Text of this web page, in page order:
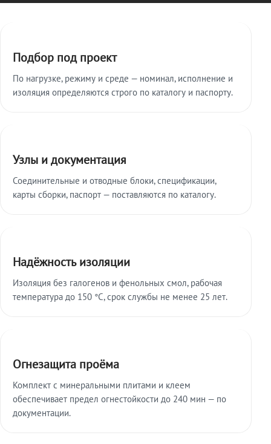
Подбор под проект
По нагрузке, режиму и среде — номинал, исполнение и
изоляция определяются строго по каталогу и паспорту.
Узлы и документация
Соединительные и отводные блоки, спецификации,
карты сборки, паспорт — поставляются по каталогу.
Надёжность изоляции
Изоляция без галогенов и фенольных смол, рабочая
температура до 150 °C, срок службы не менее 25 лет.
Огнезащита проёма
Комплект с минеральными плитами и клеем
обеспечивает предел огнестойкости до 240 мин — по
документации.